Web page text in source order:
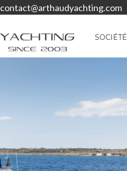
contact@arthaudyachting.com
SOCIÉTÉ